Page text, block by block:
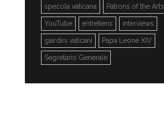
specola vaticana Patrons of the Arts
YouTube entretiens interviews
giardini vaticani Papa Leone XIV
Segretario Generale